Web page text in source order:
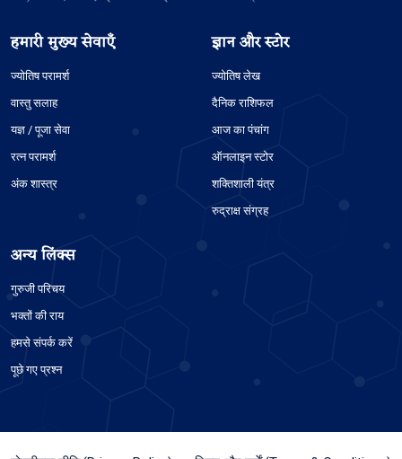
हमारी मुख्य सेवाएँ
ज्योतिष परामर्श
वास्तु सलाह
यज्ञ / पूजा सेवा
रत्न परामर्श
अंक शास्त्र
ज्ञान और स्टोर
ज्योतिष लेख
दैनिक राशिफल
आज का पंचांग
ऑनलाइन स्टोर
शक्तिशाली यंत्र
रुद्राक्ष संग्रह
अन्य लिंक्स
गुरुजी परिचय
भक्तों की राय
हमसे संपर्क करें
पूछे गए प्रश्न